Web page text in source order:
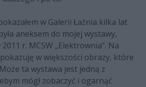
w Galerii Łaźnia kilka lat
aneksem do mojej wystawy,
r. MCSW „Elektrownia”. Na
w większości obrazy, które
ta wystawa jest jedną z
mógł zobaczyć i ogarnąć